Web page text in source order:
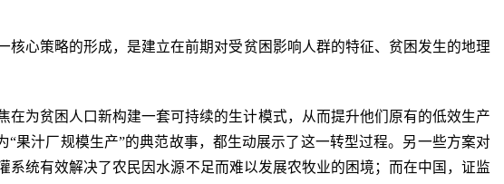
核心策略的形成，是建立在前期对受贫困影响人群的特征、贫困发生的地理
为贫困人口新构建一套可持续的生计模式，从而提升他们原有的低效生产
果汁厂规模生产”的典范故事，都生动展示了这一转型过程。另一些方案对
统有效解决了农民因水源不足而难以发展农牧业的困境；而在中国，证监